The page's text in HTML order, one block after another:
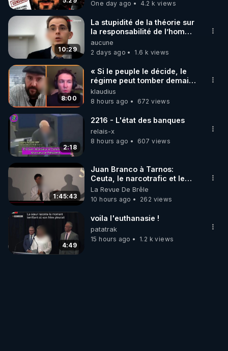
One day ago 4.2 k views
10:29
La stupidité de la théorie sur
la responsabilité de l’homme
concernant le dioxyde de
carbone.
aucune
2 days ago
1.6 k views
8:00
« Si le peuple le décide, le
régime peut tomber demain !
»
klaudius
8 hours ago
672 views
2:18
2216 - L'état des banques
relais-x
8 hours ago
607 views
1:45:43
Juan Branco à Tarnos:
Ceuta, le narcotrafic et le
pouvoir en France
La Revue De Brêle
10 hours ago
262 views
4:49
voila l'euthanasie !
patatrak
15 hours ago
1.2 k views